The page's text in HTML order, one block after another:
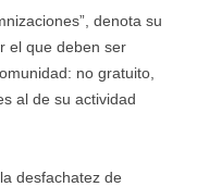
denota su
el que deben ser
no gratuito,
al de su actividad
desfachatez de